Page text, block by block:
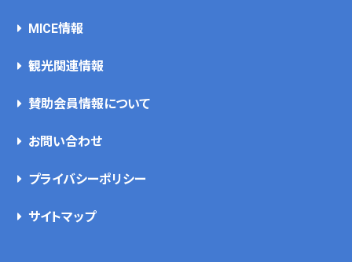
MICE情報
観光関連情報
賛助会員情報について
お問い合わせ
プライバシーポリシー
サイトマップ